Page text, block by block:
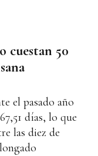
cuestan 50
el pasado año
días, lo que
las diez de